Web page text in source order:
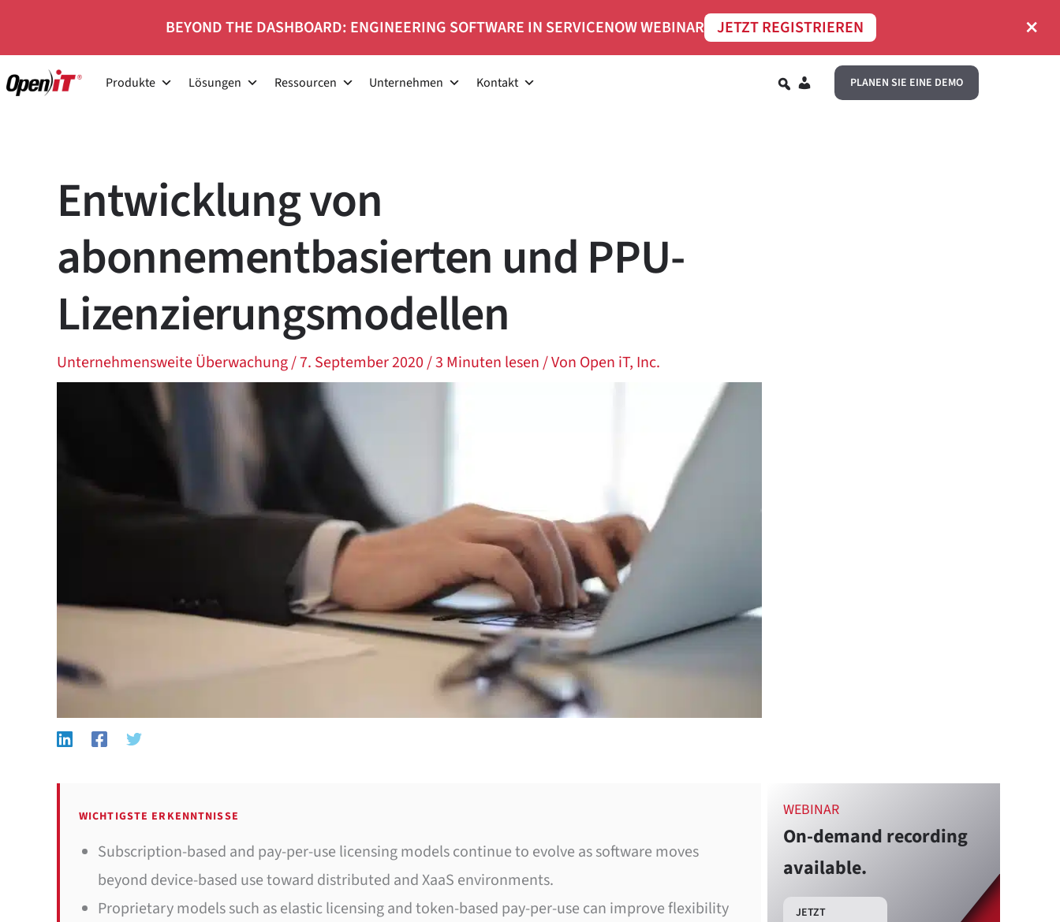
springen
BEYOND THE DASHBOARD: ENGINEERING SOFTWARE IN SERVICENOW WEBINAR JETZT REGISTRIEREN ×
Produkte Lösungen Ressourcen Unternehmen Kontakt PLANEN SIE EINE DEMO
Entwicklung von
abonnementbasierten und PPU-
Lizenzierungsmodellen
Unternehmensweite Überwachung/7. September 2020/3 Minuten lesen/ Von Open iT, Inc.
WICHTIGSTE ERKENNTNISSE
Subscription-based and pay-per-use licensing models continue to evolve as software moves
beyond device-based use toward distributed and XaaS environments.
Proprietary models such as elastic licensing and token-based pay-per-use can improve flexibility
WEBINAR
On-demand recording
available.
JETZT